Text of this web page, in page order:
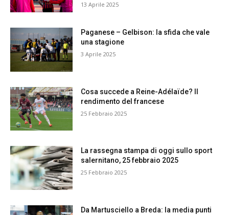
13 Aprile 2025
Paganese – Gelbison: la sfida che vale
una stagione
3 Aprile 2025
Cosa succede a Reine-Adélaïde? Il
rendimento del francese
25 Febbraio 2025
La rassegna stampa di oggi sullo sport
salernitano, 25 febbraio 2025
25 Febbraio 2025
Da Martusciello a Breda: la media punti